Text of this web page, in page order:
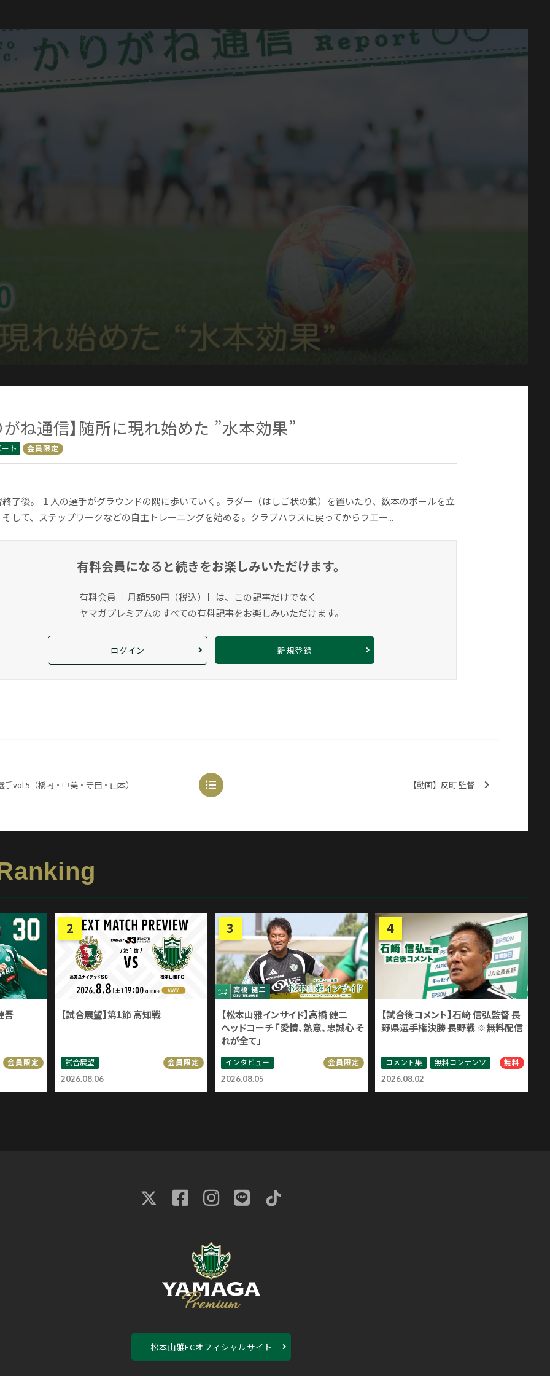
がね通信】随所に現れ始めた ”水本効果”
ト 会員限定
了後。 １人の選手がグラウンドの隅に歩いていく。ラダー（はしご状の鎖）を置いたり、数本のポールを立
して、ステップワークなどの自主トレーニングを始める。クラブハウスに戻ってからウエー...
有料会員になると続きをお楽しみいただけます。
有料会員［ 月額550円（税込）］は、この記事だけでなく
ヤマガプレミアムのすべての有料記事をお楽しみいただけます。
ログイン 新規登録
手vol.5（橋内・中美・守田・山本） 【動画】反町 監督
吾
会員限定
2026.08.06
【試合展望】第1節 高知戦
試合展望 会員限定
2026.08.05
【松本山雅インサイド】高橋 健二
ヘッドコーチ 「愛情、熱意、忠誠心 そ
れが全て」
インタビュー 会員限定
2026.08.02
【試合後コメント】石﨑 信弘監督 長
野県選手権決勝 長野戦 ※無料配信
コメント集 無料コンテンツ 無料
松本山雅FCオフィシャルサイト